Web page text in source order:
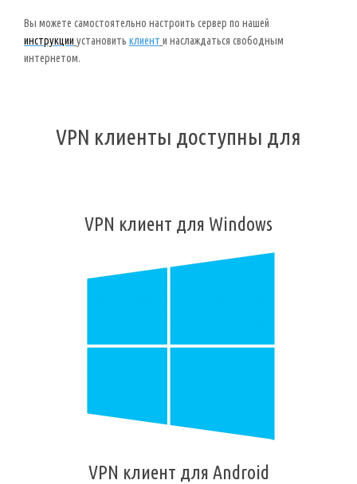
Вы можете самостоятельно настроить сервер по нашей
инструкции установить клиент и наслаждаться свободным
интернетом.
VPN клиенты доступны для
VPN клиент для Windows
VPN клиент для Android